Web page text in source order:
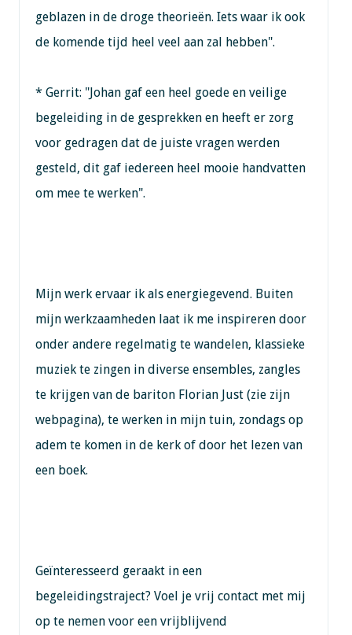
geblazen in de droge theorieën. Iets waar ik ook
de komende tijd heel veel aan zal hebben".
* Gerrit: "Johan gaf een heel goede en veilige
begeleiding in de gesprekken en heeft er zorg
voor gedragen dat de juiste vragen werden
gesteld, dit gaf iedereen heel mooie handvatten
om mee te werken".
Mijn werk ervaar ik als energiegevend. Buiten
mijn werkzaamheden laat ik me inspireren door
onder andere regelmatig te wandelen, klassieke
muziek te zingen in diverse ensembles, zangles
te krijgen van de bariton Florian Just (zie zijn
webpagina), te werken in mijn tuin, zondags op
adem te komen in de kerk of door het lezen van
een boek.
Geïnteresseerd geraakt in een
begeleidingstraject? Voel je vrij contact met mij
op te nemen voor een vrijblijvend